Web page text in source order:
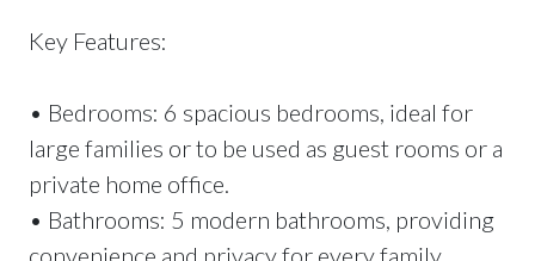
Key Features:
• Bedrooms: 6 spacious bedrooms, ideal for
large families or to be used as guest rooms or a
private home office.
• Bathrooms: 5 modern bathrooms, providing
convenience and privacy for every family